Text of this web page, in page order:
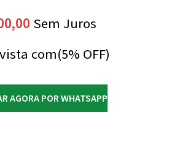
Sem Juros
com(5% OFF)
AGORA POR WHATSAPP